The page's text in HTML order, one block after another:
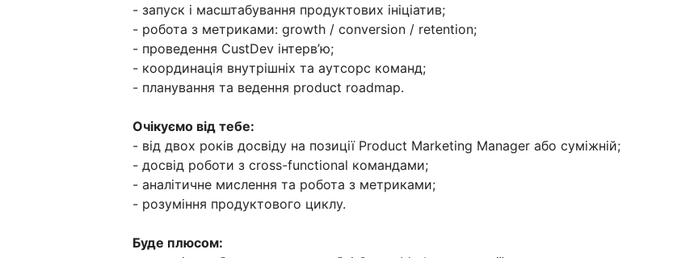
- запуск і масштабування продуктових ініціатив;
- робота з метриками: growth / conversion / retention;
- проведення CustDev інтерв’ю;
- координація внутрішніх та аутсорс команд;
- планування та ведення product roadmap.
Очікуємо від тебе:
- від двох років досвіду на позиції Product Marketing Manager або суміжній;
- досвід роботи з cross-functional командами;
- аналітичне мислення та робота з метриками;
- розуміння продуктового циклу.
Буде плюсом: